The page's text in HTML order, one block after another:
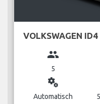
VOLKSWAGEN ID4
group
5
miscellaneous_services
Automatisch